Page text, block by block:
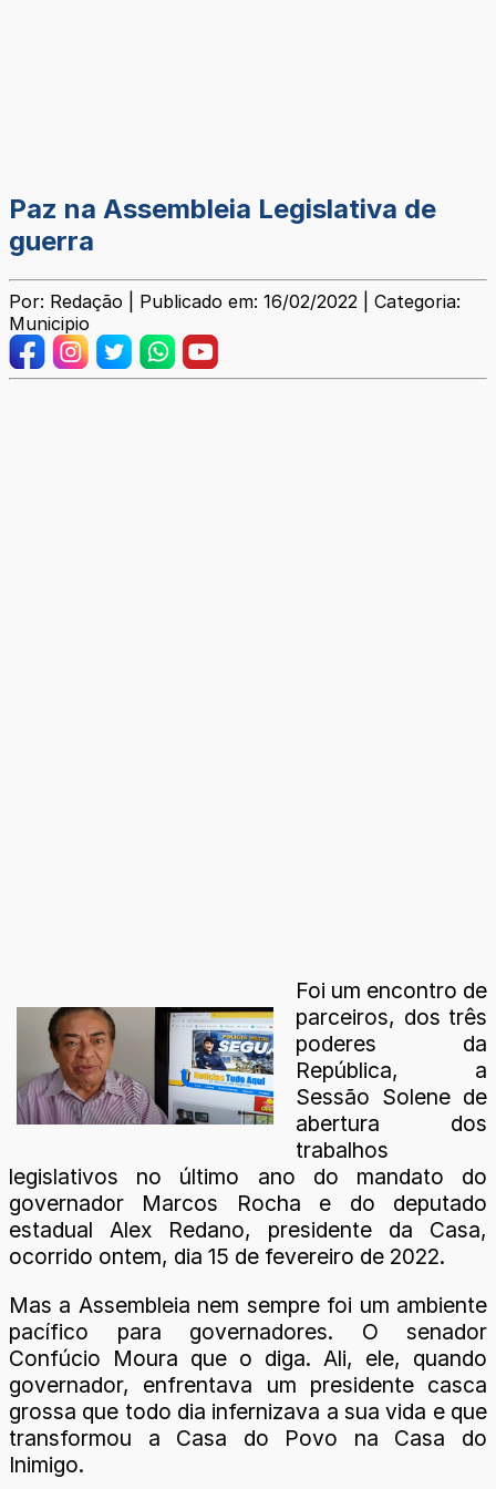
Paz na Assembleia Legislativa de
guerra
Por: Redação | Publicado em: 16/02/2022 | Categoria:
Municipio
Foi um encontro de
parceiros, dos três
poderes da
República, a
Sessão Solene de
abertura dos
trabalhos
legislativos no último ano do mandato do
governador Marcos Rocha e do deputado
estadual Alex Redano, presidente da Casa,
ocorrido ontem, dia 15 de fevereiro de 2022.
Mas a Assembleia nem sempre foi um ambiente
pacífico para governadores. O senador
Confúcio Moura que o diga. Ali, ele, quando
governador, enfrentava um presidente casca
grossa que todo dia infernizava a sua vida e que
transformou a Casa do Povo na Casa do
Inimigo.